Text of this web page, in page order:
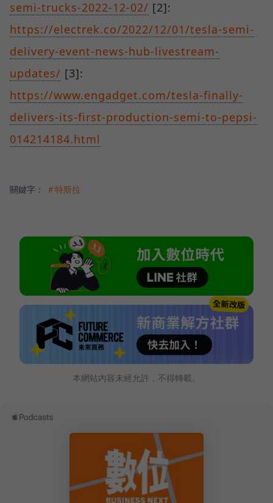
semi-trucks-2022-12-02/ [2]:
https://electrek.co/2022/12/01/tesla-semi-
delivery-event-news-hub-livestream-
updates/ [3]:
https://www.engadget.com/tesla-finally-
delivers-its-first-production-semi-to-pepsi-
014214184.html
關鍵字： ＃特斯拉
本網站內容未經允許，不得轉載。